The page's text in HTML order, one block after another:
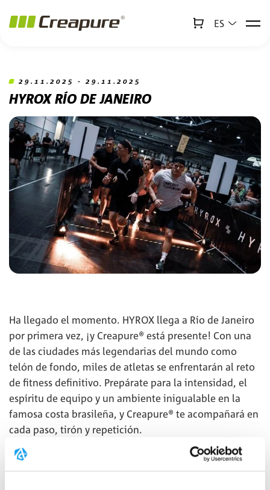
ES
29.11.2025 - 29.11.2025
HYROX RÍO DE JANEIRO
Ha llegado el momento. HYROX llega a Río de Janeiro
por primera vez, ¡y Creapure® está presente! Con una
de las ciudades más legendarias del mundo como
telón de fondo, miles de atletas se enfrentarán al reto
de fitness definitivo. Prepárate para la intensidad, el
espíritu de equipo y un ambiente inigualable en la
famosa costa brasileña, y Creapure® te acompañará en
cada paso, tirón y repetición.